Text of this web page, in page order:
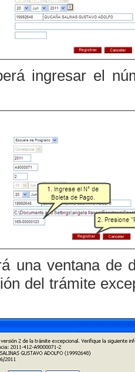
ingresar el
una ventana de
del trámite